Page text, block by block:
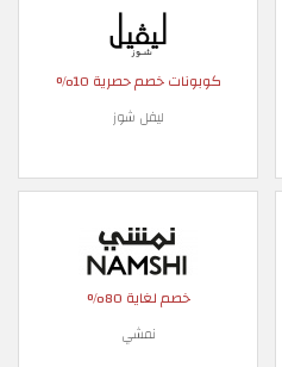
كوبونات خصم حصرية 10%
ليفل شوز
خصم لغاية 80%
نمشي